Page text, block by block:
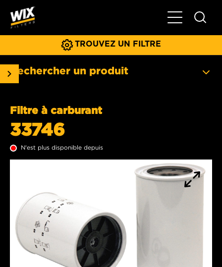
Basculer la
TROUVEZ UN FILTRE
Rechercher un produit
Filtre à carburant
33746
N'est plus disponible depuis